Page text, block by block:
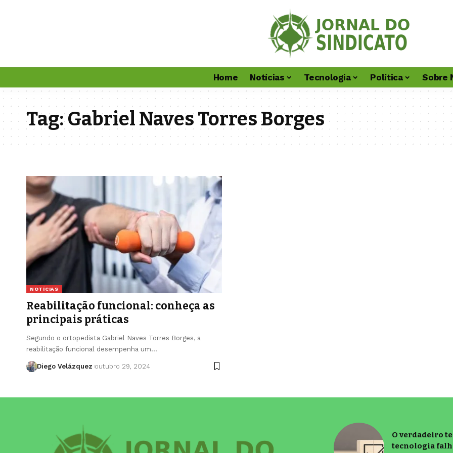
Home Notícias Tecnologia Política Sobre
Tag:Gabriel Naves Torres Borges
NOTÍCIAS
Reabilitação funcional: conheça as
principais práticas
Segundo o ortopedista Gabriel Naves Torres Borges, a
reabilitação funcional desempenha um…
Diego Velázquez outubro 29, 2024
O verdadeiro
tecnologia